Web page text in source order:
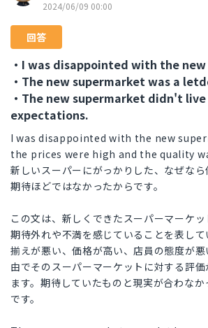
2024/06/09 00:00
回答
・I was disappointed with the
・The new supermarket was a
・The new supermarket didn't
expectations.
I was disappointed with the new
the prices were high and the quality
新しいスーパーにがっかりした、なぜな
期待ほどではなかったからです。
この文は、新しくできたスーパーマーケ
期待外れや不満を感じていることを表し
揃えが悪い、価格が高い、店員の態度が
由でそのスーパーマーケットに対する評
ます。期待していたものと現実が合わな
です。